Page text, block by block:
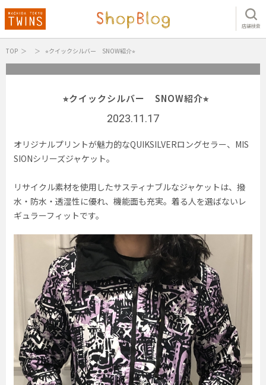
店舗検索
TOP ⭐︎クイックシルバー SNOW紹介⭐︎
⭐︎クイックシルバー SNOW紹介⭐︎
2023.11.17
オリジナルプリントが魅力的なQUIKSILVERロングセラー、MIS
SIONシリーズジャケット。
リサイクル素材を使用したサスティナブルなジャケットは、撥
水・防水・透湿性に優れ、機能面も充実。着る人を選ばないレ
ギュラーフィットです。